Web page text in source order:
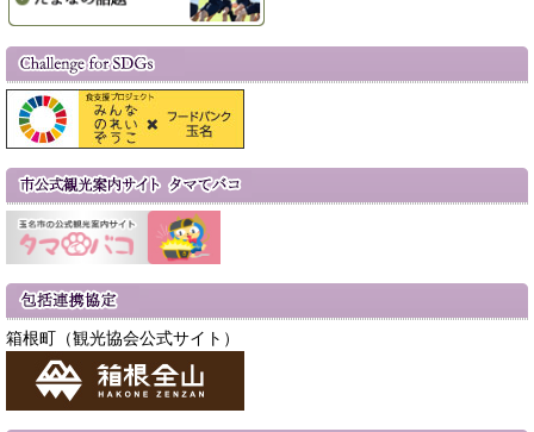
箱根町（観光協会公式サイト）